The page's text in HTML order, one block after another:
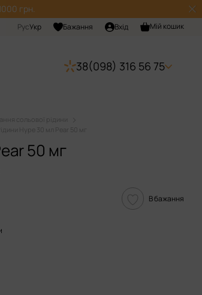
грн.
РусУкр Бажання Вхід Мій кошик
38(098) 316 56 75
сольової рідини
Hype 30 мл Pear 50 мг
50 мг
В бажання